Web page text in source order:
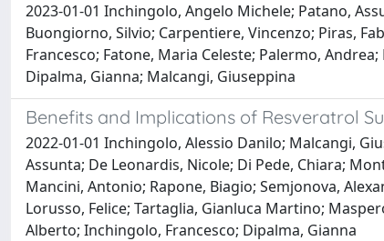
2023-01-01 Inchingolo, Angelo Michele; Patano,
Buongiorno, Silvio; Carpentiere, Vincenzo; Piras,
Francesco; Fatone, Maria Celeste; Palermo,
Dipalma, Gianna; Malcangi, Giuseppina
Benefits and Implications of Resveratrol
2022-01-01 Inchingolo, Alessio Danilo; Malcangi,
Assunta; De Leonardis, Nicole; Di Pede, Chiara;
Mancini, Antonio; Rapone, Biagio; Semjonova,
Lorusso, Felice; Tartaglia, Gianluca Martino;
Alberto; Inchingolo, Francesco; Dipalma, Gianna